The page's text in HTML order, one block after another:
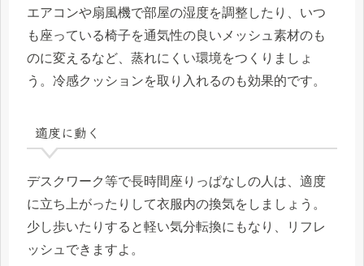
エアコンや扇風機で部屋の湿度を調整したり、いつ
も座っている椅子を通気性の良いメッシュ素材のも
のに変えるなど、蒸れにくい環境をつくりましょ
う。冷感クッションを取り入れるのも効果的です。
適度に動く
デスクワーク等で長時間座りっぱなしの人は、適度
に立ち上がったりして衣服内の換気をしましょう。
少し歩いたりすると軽い気分転換にもなり、リフレ
ッシュできますよ。